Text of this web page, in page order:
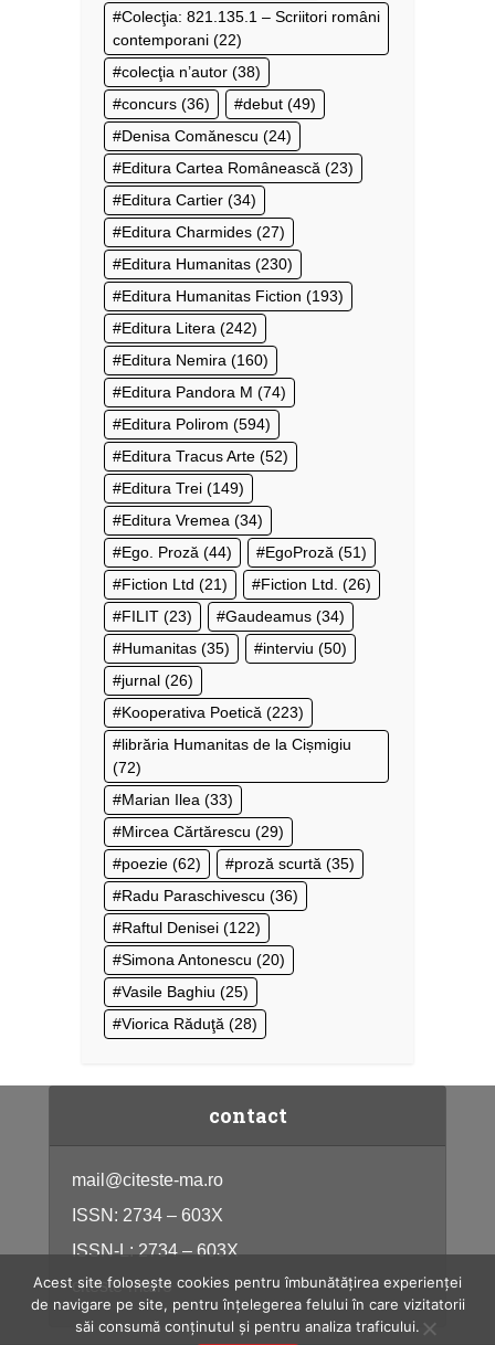
Colecţia: 821.135.1 – Scriitori români
contemporani (22)
colecţia n’autor (38)
concurs (36) debut (49)
Denisa Comănescu (24)
Editura Cartea Românească (23)
Editura Cartier (34)
Editura Charmides (27)
Editura Humanitas (230)
Editura Humanitas Fiction (193)
Editura Litera (242)
Editura Nemira (160)
Editura Pandora M (74)
Editura Polirom (594)
Editura Tracus Arte (52)
Editura Trei (149)
Editura Vremea (34)
Ego. Proză (44) EgoProză (51)
Fiction Ltd (21) Fiction Ltd. (26)
FILIT (23) Gaudeamus (34)
Humanitas (35) interviu (50)
jurnal (26)
Kooperativa Poetică (223)
librăria Humanitas de la Cișmigiu
(72)
Marian Ilea (33)
Mircea Cărtărescu (29)
poezie (62) proză scurtă (35)
Radu Paraschivescu (36)
Raftul Denisei (122)
Simona Antonescu (20)
Vasile Baghiu (25)
Viorica Răduţă (28)
contact
mail@citeste-ma.ro
ISSN: 2734 – 603X
ISSN-L: 2734 – 603X
citeste-ma.ro
Acest site folosește cookies pentru îmbunătățirea experienței
de navigare pe site, pentru înțelegerea felului în care vizitatorii
săi consumă conținutul și pentru analiza traficului.